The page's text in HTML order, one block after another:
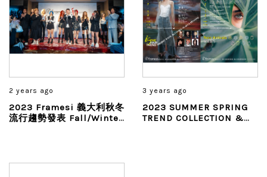
2 years ago
2023 Framesi 義大利秋冬
流行趨勢發表 Fall/Winter
3 years ago
2023 SUMMER SPRING
TREND COLLECTION &